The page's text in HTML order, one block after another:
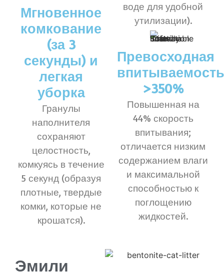
Мгновенное
комкование
(за 3
секунды) и
легкая
уборка
Гранулы
наполнителя
сохраняют
целостность,
комкуясь в течение
5 секунд (образуя
плотные, твердые
комки, которые не
крошатся).
воде для удобной
утилизации).
Превосходная
>350%
Повышенная на
44% скорость
впитывания;
отличается низким
содержанием влаги
и максимальной
способностью к
поглощению
жидкостей.
Эмили